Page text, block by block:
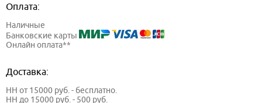
Оплата:
Наличные
Банковские карты
Онлайн оплата**
Доставка:
НН от 15000 руб. - бесплатно.
НН до 15000 руб. - 500 руб.